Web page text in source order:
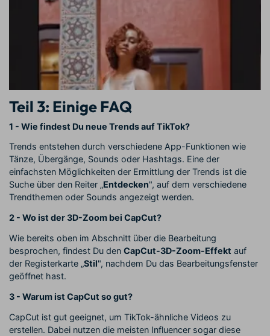
Teil 3: Einige FAQ
1 - Wie findest Du neue Trends auf TikTok?
Trends entstehen durch verschiedene App-Funktionen wie
Tänze, Übergänge, Sounds oder Hashtags. Eine der
einfachsten Möglichkeiten der Ermittlung der Trends ist die
Suche über den Reiter „Entdecken", auf dem verschiedene
Trendthemen oder Sounds angezeigt werden.
2 - Wo ist der 3D-Zoom bei CapCut?
Wie bereits oben im Abschnitt über die Bearbeitung
besprochen, findest Du den CapCut-3D-Zoom-Effekt auf
der Registerkarte „Stil", nachdem Du das Bearbeitungsfenster
geöffnet hast.
3 - Warum ist CapCut so gut?
CapCut ist gut geeignet, um TikTok-ähnliche Videos zu
erstellen. Dabei nutzen die meisten Influencer sogar diese